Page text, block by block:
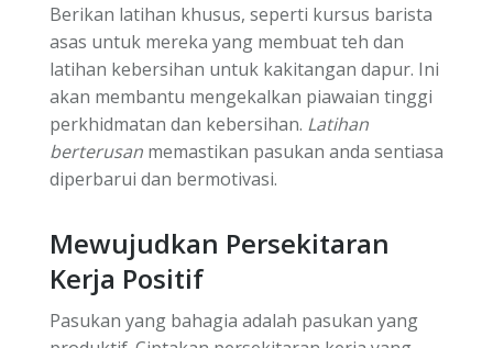
Berikan latihan khusus, seperti kursus barista
asas untuk mereka yang membuat teh dan
latihan kebersihan untuk kakitangan dapur. Ini
akan membantu mengekalkan piawaian tinggi
perkhidmatan dan kebersihan. Latihan
berterusanmemastikan pasukan anda sentiasa
diperbarui dan bermotivasi.
Mewujudkan Persekitaran
Kerja Positif
Pasukan yang bahagia adalah pasukan yang